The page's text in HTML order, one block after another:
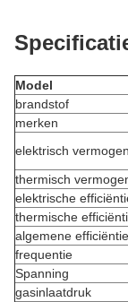
Model
brandstof
merken
elektrisch
thermisch
elektrische
thermische
algemene efficiëntie
frequentie
Spanning
gasinlaatdruk